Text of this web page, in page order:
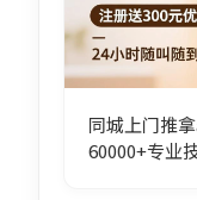
同城上门推
60000+专业